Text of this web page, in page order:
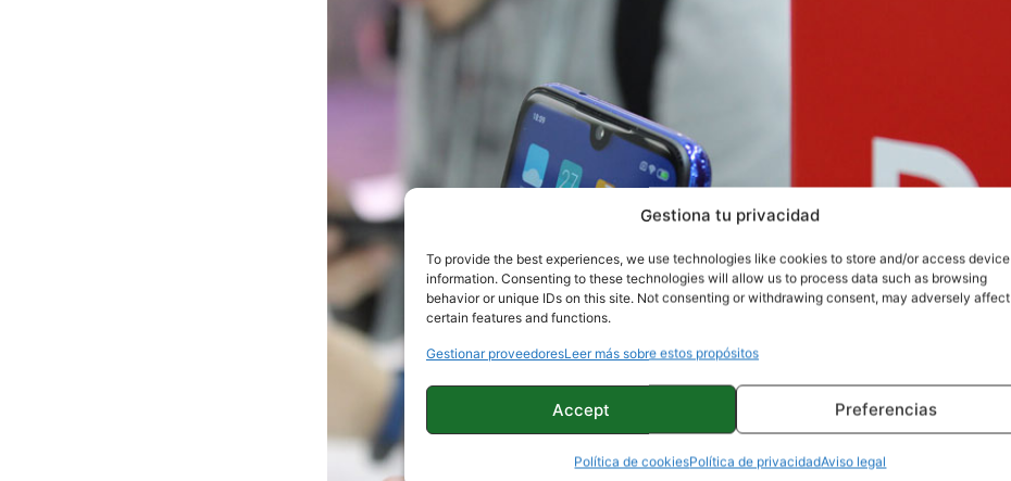
Gestiona tu privacidad
To provide the best experiences, we use technologies like cookies to store and/or access device
information. Consenting to these technologies will allow us to process data such as browsing
behavior or unique IDs on this site. Not consenting or withdrawing consent, may adversely affect
certain features and functions.
Gestionar proveedoresLeer más sobre estos propósitos
Accept Preferencias
Política de cookiesPolítica de privacidadAviso legal